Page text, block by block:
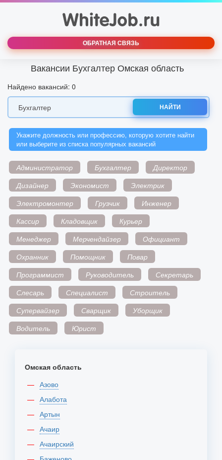
ОБРАТНАЯ СВЯЗЬ
Вакансии Бухгалтер Омская область
Найдено вакансий: 0
НАЙТИ
Укажите должность или профессию, которую хотите найти
или выберите из списка популярных вакансий
Администратор Бухгалтер
Директор
Дизайнер
Экономист
Электрик
Электромонтер
Грузчик
Инженер
Кассир
Кладовщик
Курьер
Менеджер
Мерчендайзер
Официант
Охранник
Помощник
Повар
Программист
Руководитель
Секретарь
Слесарь
Специалист
Строитель
Супервайзер
Сварщик
Уборщик
Водитель
Юрист
Омская область
Азово
Алабота
Артын
Ачаир
Ачаирский